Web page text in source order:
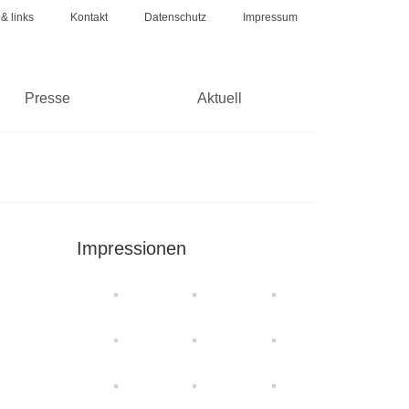
links Kontakt Datenschutz Impressum
Presse Aktuell
Impressionen